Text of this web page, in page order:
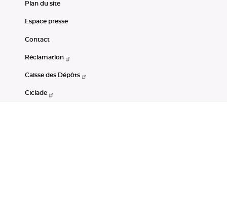
Plan du site
Espace presse
Contact
Réclamation
Caisse des Dépôts
Ciclade